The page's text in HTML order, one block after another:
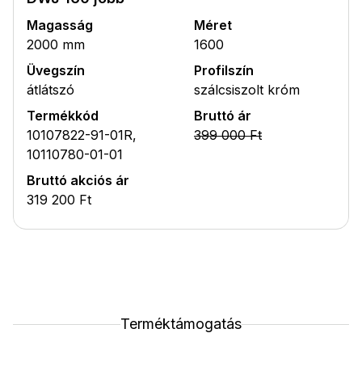
Magasság
2000 mm
Méret
1600
Üvegszín
átlátszó
Profilszín
szálcsiszolt króm
Termékkód
10107822-91-01R,
10110780-01-01
Bruttó ár
399 000 Ft
Bruttó akciós ár
319 200 Ft
Terméktámogatás